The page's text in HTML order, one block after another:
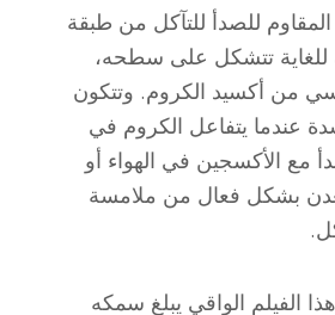
المقاوم للصدأ للتآكل من طبقة
للغاية تتشكل على سطحه،
من أكسيد الكروم. وتتكون
عندما يتفاعل الكروم في
مع الأكسجين في الهواء أو
بشكل فعال من ملامسة
الفيلم الواقي يبلغ سمكه